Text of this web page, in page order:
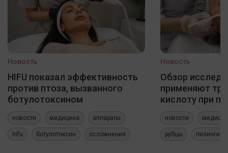
Новость
HIFU показал эффективность
против птоза, вызванного
ботулотоксином
новости медицина аппараты
hifu ботулотоксин осложнения
Новость
Обзор
применяют
кислоту при
новости
рубцы пилинги